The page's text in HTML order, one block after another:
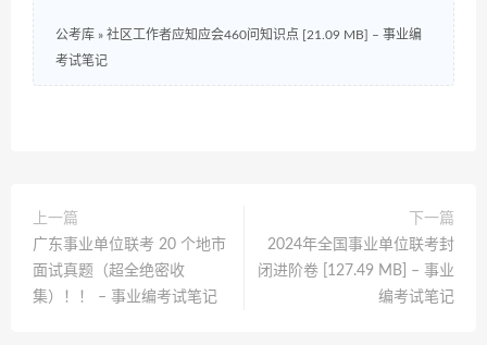
公考库 » 社区工作者应知应会460问知识点 [21.09 MB] – 事业编
考试笔记
上一篇
广东事业单位联考 20 个地市
面试真题（超全绝密收
集）！！ – 事业编考试笔记
下一篇
2024年全国事业单位联考封
闭进阶卷 [127.49 MB] – 事业
编考试笔记